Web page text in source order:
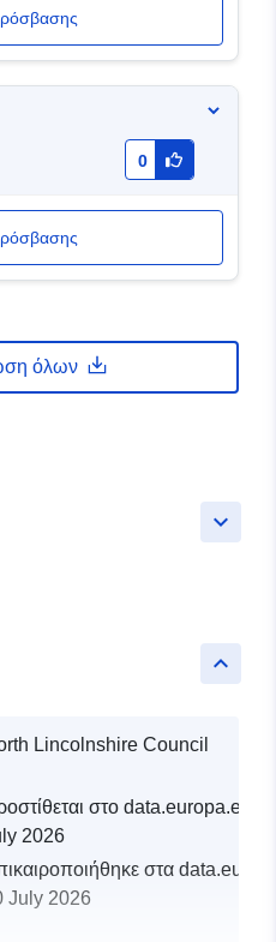
0
όλων
keyboard_arrow_down
keyboard_arrow_up
Lincolnshire Council
στο data.europa.eu:
2026
στα
July 2026